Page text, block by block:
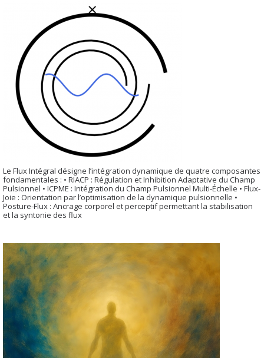
Le Flux Intégral désigne l’intégration dynamique de quatre composantes
fondamentales : • RIACP : Régulation et Inhibition Adaptative du Champ
Pulsionnel • ICPME : Intégration du Champ Pulsionnel Multi-Échelle • Flux-
Joie : Orientation par l’optimisation de la dynamique pulsionnelle •
Posture-Flux : Ancrage corporel et perceptif permettant la stabilisation
et la syntonie des flux